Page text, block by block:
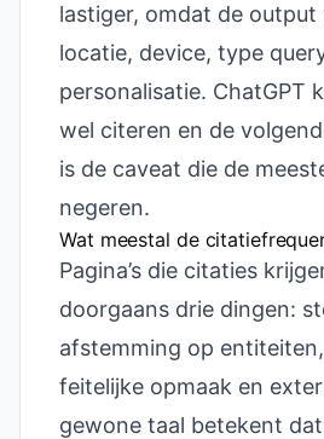
lastiger, omdat de
locatie, device, type
personalisatie. ChatGPT
wel citeren en de
is de caveat die de
negeren.
Wat meestal de
Pagina’s die citaties
doorgaans drie dingen:
afstemming op
feitelijke opmaak en
gewone taal betekent